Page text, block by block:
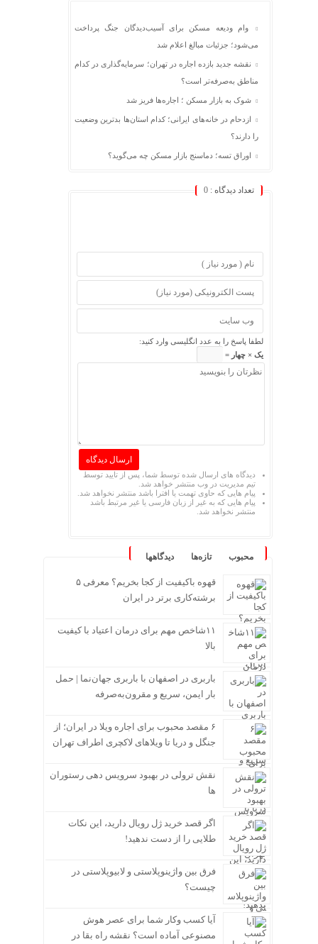
وام ودیعه مسکن برای آسیب‌دیدگان جنگ پرداخت
می‌شود؛ جزئیات مبالغ اعلام شد
نقشه جدید بازده اجاره در تهران؛ سرمایه‌گذاری در کدام
مناطق به‌صرفه‌تر است؟
شوک به بازار مسکن ؛ اجاره‌ها فریز شد
ازدحام در خانه‌های ایرانی؛ کدام استان‌ها بدترین وضعیت
را دارند؟
اوراق تسه؛ دماسنج بازار مسکن چه می‌گوید؟
تعداد دیدگاه : 0
لطفا پاسخ را به عدد انگلیسی وارد کنید:
یک × چهار =
دیدگاه های ارسال شده توسط شما، پس از تایید توسط
تیم مدیریت در وب منتشر خواهد شد.
پیام هایی که حاوی تهمت یا افترا باشد منتشر نخواهد شد.
پیام هایی که به غیر از زبان فارسی یا غیر مرتبط باشد
منتشر نخواهد شد.
محبوب تازه‌ها دیدگاهها
قهوه باکیفیت از کجا بخریم؟ معرفی ۵
برشته‌کاری برتر در ایران
۱۱شاخص مهم برای درمان اعتیاد با کیفیت
بالا
باربری در اصفهان با باربری جهان‌نما | حمل
بار ایمن، سریع و مقرون‌به‌صرفه
۶ مقصد محبوب برای اجاره ویلا در ایران؛ از
جنگل و دریا تا ویلاهای لاکچری اطراف تهران
نقش ترولی در بهبود سرویس دهی رستوران
ها
اگر قصد خرید ژل رویال دارید، این نکات
طلایی را از دست ندهید!
فرق بین واژینوپلاستی و لابیوپلاستی در
چیست؟
آیا کسب وکار شما برای عصر هوش
مصنوعی آماده است؟ نقشه راه بقا در